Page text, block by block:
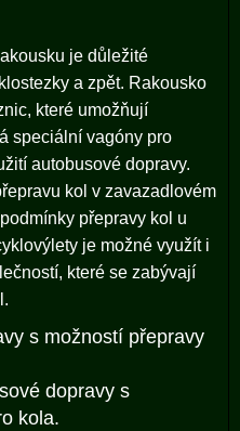
je důležité
a zpět. Rakousko
které umožňují
speciální vagóny pro
autobusové dopravy.
kol v zavazadlovém
přepravy kol u
je možné využít i
které se zabývají
s možností přepravy
dopravy s
kola.